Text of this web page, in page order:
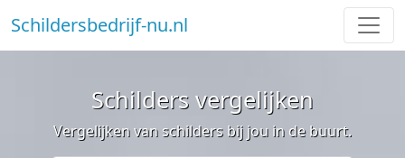
Schildersbedrijf-nu.nl
Schilders vergelijken
Vergelijken van schilders bij jou in de buurt.